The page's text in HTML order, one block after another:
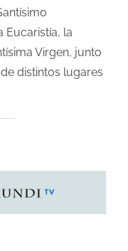
Eucaristía, la
Virgen, junto
distintos lugares